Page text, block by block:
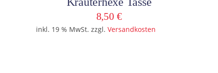
8,50 €
inkl. 19 % MwSt. zzgl. Versandkosten